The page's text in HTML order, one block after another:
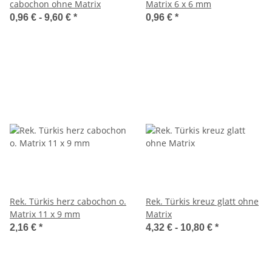
cabochon ohne Matrix
0,96 € - 9,60 € *
Matrix 6 x 6 mm
0,96 € *
Rek. Türkis herz cabochon o.
Matrix 11 x 9 mm
2,16 € *
Rek. Türkis kreuz glatt ohne
Matrix
4,32 € - 10,80 € *